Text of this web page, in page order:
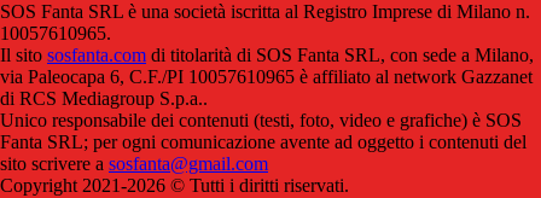
SOS Fanta SRL è una società iscritta al Registro Imprese di Milano n.
10057610965.
Il sito sosfanta.com di titolarità di SOS Fanta SRL, con sede a Milano,
via Paleocapa 6, C.F./PI 10057610965 è affiliato al network Gazzanet
di RCS Mediagroup S.p.a..
Unico responsabile dei contenuti (testi, foto, video e grafiche) è SOS
Fanta SRL; per ogni comunicazione avente ad oggetto i contenuti del
sito scrivere a sosfanta@gmail.com
Copyright 2021-2026 © Tutti i diritti riservati.